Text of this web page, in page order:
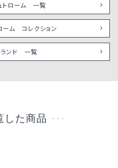
トローム 一覧
ーム コレクション
ランド 一覧
した商品